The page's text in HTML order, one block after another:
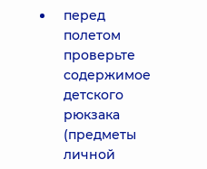
перед
полетом
проверьте
содержимое
детского
рюкзака
(предметы
личной